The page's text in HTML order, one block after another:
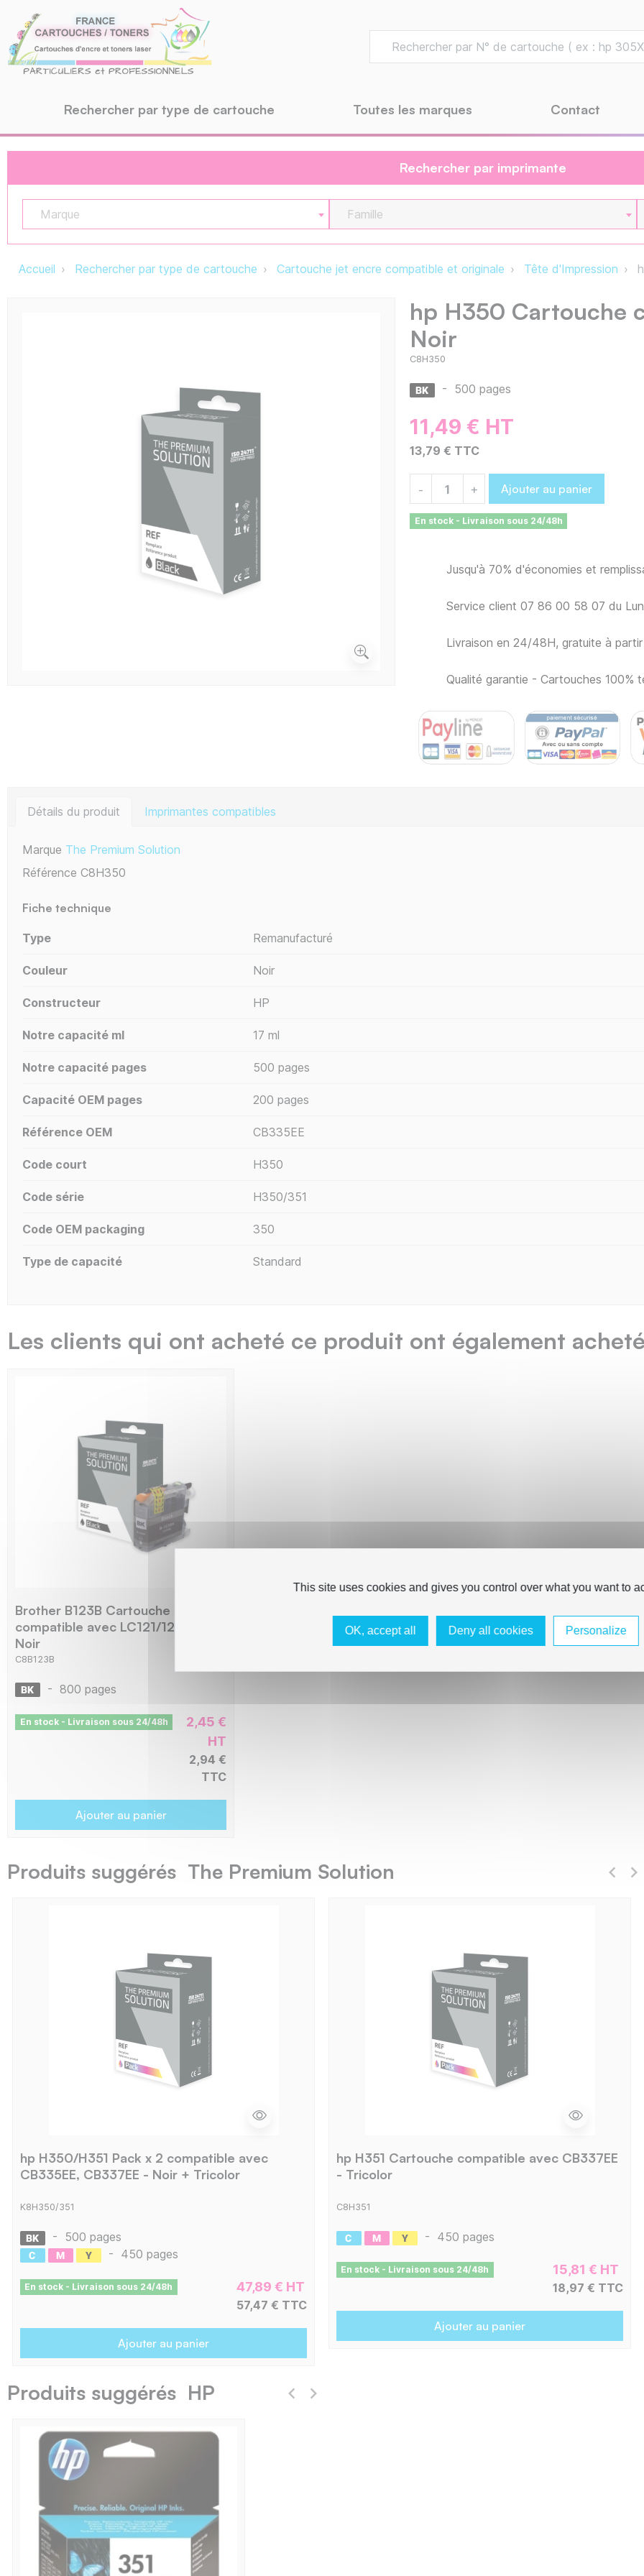
Rechercher par type de cartouche Toutes les marques Contact
Rechercher par imprimante
Marque Famille
Accueil Rechercher par type de cartouche Cartouche jet encre compatible et originale Tête d'Impression
hp H350 Cartouche
Noir
C8H350
- 500 pages
11,49 € HT
13,79 € TTC
- + Ajouter au panier
En stock - Livraison sous 24/48h
Jusqu'à 70% d'économies et
Service client 07 86 00 58 07 du
Livraison en 24/48H, gratuite à
Qualité garantie - Cartouches 100%
Détails du produit Imprimantes compatibles
Marque The Premium Solution
Référence C8H350
Fiche technique
Type Remanufacturé
Couleur Noir
Constructeur HP
Notre capacité ml 17 ml
Notre capacité pages 500 pages
Capacité OEM pages 200 pages
Référence OEM CB335EE
Code court H350
Code série H350/351
Code OEM packaging 350
Type de capacité Standard
Les clients qui ont acheté ce produit ont également
Brother B123B Cartouche
compatible avec LC121/123B -
Noir
C8B123B
- 800 pages
En stock - Livraison sous 24/48h
2,45 €
HT
2,94 €
TTC
Ajouter au panier
Produits suggérés The Premium Solution
hp H350/H351 Pack x 2 compatible avec
CB335EE, CB337EE - Noir + Tricolor
K8H350/351
-
500 pages
- 450 pages
En stock - Livraison sous 24/48h 47,89 € HT
57,47 € TTC
Ajouter au panier
hp H351 Cartouche compatible avec CB337EE
- Tricolor
C8H351
- 450 pages
En stock - Livraison sous 24/48h 15,81 € HT
18,97 € TTC
Ajouter au panier
Produits suggérés HP
This site uses cookies and gives you control over what you want to
OK, accept all Deny all cookies Personalize